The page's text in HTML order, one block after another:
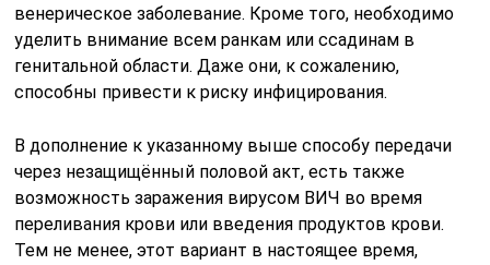
венерическое заболевание. Кроме того, необходимо
уделить внимание всем ранкам или ссадинам в
генитальной области. Даже они, к сожалению,
способны привести к риску инфицирования.
В дополнение к указанному выше способу передачи
через незащищённый половой акт, есть также
возможность заражения вирусом ВИЧ во время
переливания крови или введения продуктов крови.
Тем не менее, этот вариант в настоящее время,